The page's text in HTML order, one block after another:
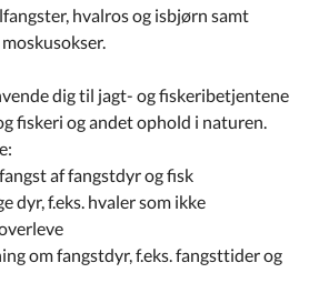
hvalros og isbjørn samt
dig til jagt- og fiskeribetjentene
fiskeri og andet ophold i naturen.
af fangstdyr og fisk
dyr, f.eks. hvaler som ikke
om fangstdyr, f.eks. fangsttider og